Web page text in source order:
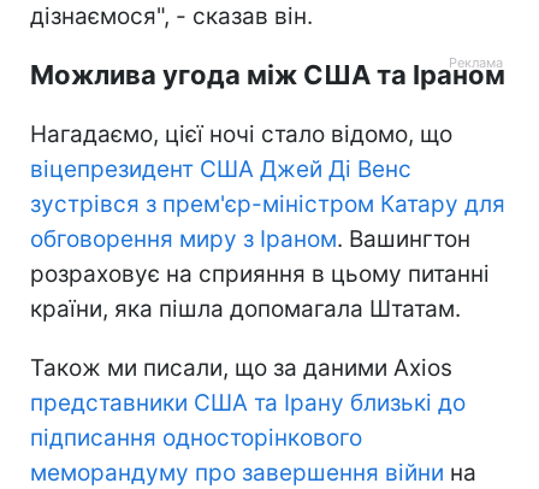
дізнаємося", - сказав він.
Можлива угода між США та Іраном
Нагадаємо, цієї ночі стало відомо, що
віцепрезидент США Джей Ді Венс
зустрівся з прем'єр-міністром Катару для
обговорення миру з Іраном. Вашингтон
розраховує на сприяння в цьому питанні
країни, яка пішла допомагала Штатам.
Також ми писали, що за даними Axios
представники США та Ірану близькі до
підписання односторінкового
меморандуму про завершення війни на